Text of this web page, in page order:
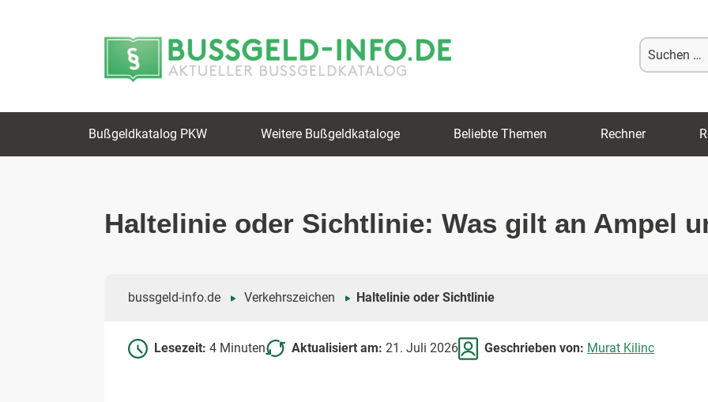
Suche
nach:
Bußgeldkatalog PKW Weitere Bußgeldkataloge Beliebte Themen Rechner
Haltelinie oder Sichtlinie: Was gilt an Ampel
bussgeld-info.de Verkehrszeichen Haltelinie oder Sichtlinie
Lesezeit: 4 Minuten Aktualisiert am: 21. Juli 2026 Geschrieben von: Murat Kilinc